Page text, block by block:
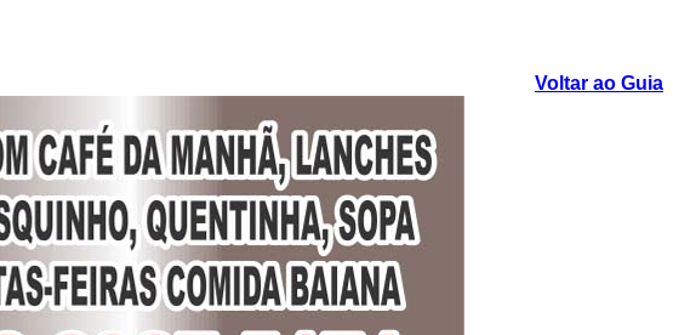
Voltar ao Guia